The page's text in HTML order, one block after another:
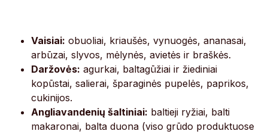
Vaisiai: obuoliai, kriaušės, vynuogės, ananasai,
arbūzai, slyvos, mėlynės, avietės ir braškės.
Daržovės: agurkai, baltagūžiai ir žiediniai
kopūstai, salierai, šparaginės pupelės, paprikos,
cukinijos.
Angliavandenių šaltiniai: baltieji ryžiai, balti
makaronai, balta duona (viso grūdo produktuose